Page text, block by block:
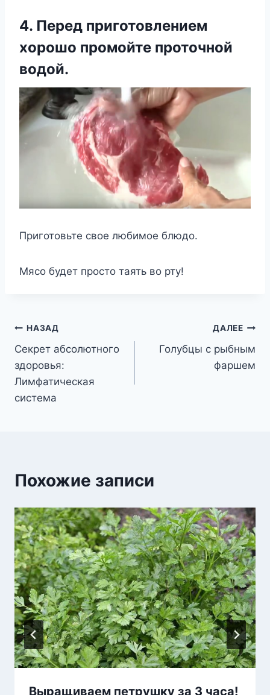
4. Перед приготовлением
хорошо промойте проточной
водой.
Приготовьте свое любимое блюдо.
Мясо будет просто таять во рту!
Навигация
по
записям
НАЗАД
Секрет абсолютного
здоровья:
Лимфатическая
система
ДАЛЕЕ
Голубцы с рыбным
фаршем
Похожие записи
Выращиваем петрушку за 3 часа!